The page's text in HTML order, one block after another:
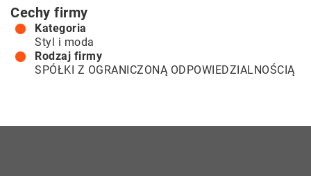
Cechy firmy
Kategoria
Styl i moda
Rodzaj firmy
SPÓŁKI Z OGRANICZONĄ ODPOWIEDZIALNOŚCIĄ